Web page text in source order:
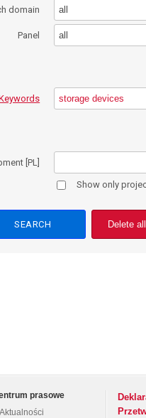
domain all
Panel all
[PL]
Show only
Delete all
prasowe
Aktualności